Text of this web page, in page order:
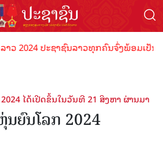
2024 ປະຊາຊົນລາວທຸກຄົນຈົ່ງພ້ອມເປັນ
ໄດ້ເປີດຂຶ້ນໃນວັນທີ 21 ສິງຫາ ຜ່ານມາ
ຍົນໂລກ 2024